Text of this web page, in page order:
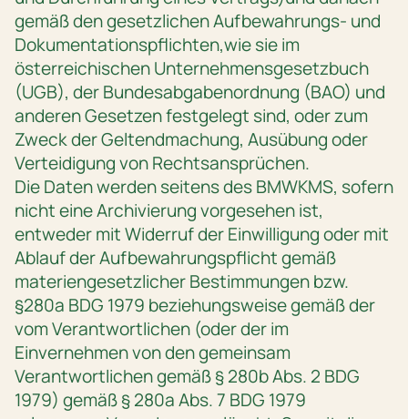
gemäß den gesetzlichen Aufbewahrungs- und
Dokumentationspflichten,wie sie im
österreichischen Unternehmensgesetzbuch
(UGB), der Bundesabgabenordnung (BAO) und
anderen Gesetzen festgelegt sind, oder zum
Zweck der Geltendmachung, Ausübung oder
Verteidigung von Rechtsansprüchen.
Die Daten werden seitens des BMWKMS, sofern
nicht eine Archivierung vorgesehen ist,
entweder mit Widerruf der Einwilligung oder mit
Ablauf der Aufbewahrungspflicht gemäß
materiengesetzlicher Bestimmungen bzw.
§280a BDG 1979 beziehungsweise gemäß der
vom Verantwortlichen (oder der im
Einvernehmen von den gemeinsam
Verantwortlichen gemäß § 280b Abs. 2 BDG
1979) gemäß § 280a Abs. 7 BDG 1979